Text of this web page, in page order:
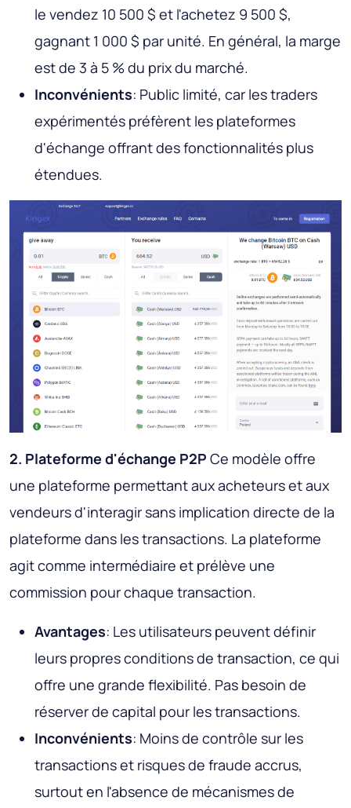
le vendez 10 500 $ et l'achetez 9 500 $,
gagnant 1 000 $ par unité. En général, la marge
est de 3 à 5 % du prix du marché.
Inconvénients: Public limité, car les traders
expérimentés préfèrent les plateformes
d'échange offrant des fonctionnalités plus
étendues.
2. Plateforme d'échange P2P Ce modèle offre
une plateforme permettant aux acheteurs et aux
vendeurs d'interagir sans implication directe de la
plateforme dans les transactions. La plateforme
agit comme intermédiaire et prélève une
commission pour chaque transaction.
Avantages: Les utilisateurs peuvent définir
leurs propres conditions de transaction, ce qui
offre une grande flexibilité. Pas besoin de
réserver de capital pour les transactions.
Inconvénients: Moins de contrôle sur les
transactions et risques de fraude accrus,
surtout en l'absence de mécanismes de